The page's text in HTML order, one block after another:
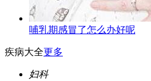
哺乳期感冒了怎么办好呢
疾病大全更多
妇科